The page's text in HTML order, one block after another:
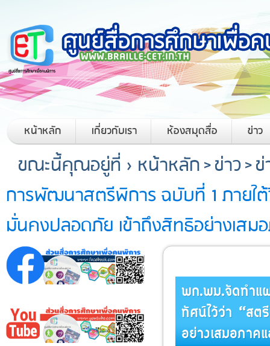
หน้าหลัก เกี่ยวกับเรา ห้องสมุดสื่อ ข่าว
ขณะนี้คุณอยู่ที่ › หน้าหลัก>ข่าว>
การพัฒนาสตรีพิการ ฉบับที่ 1 ภายใ
มั่นคงปลอดภัย เข้าถึงสิทธิอย่างเสมอ
พก.พม.จัดทำแ
ทัศน์ไว้ว่า “สต
อย่างเสมอภาค